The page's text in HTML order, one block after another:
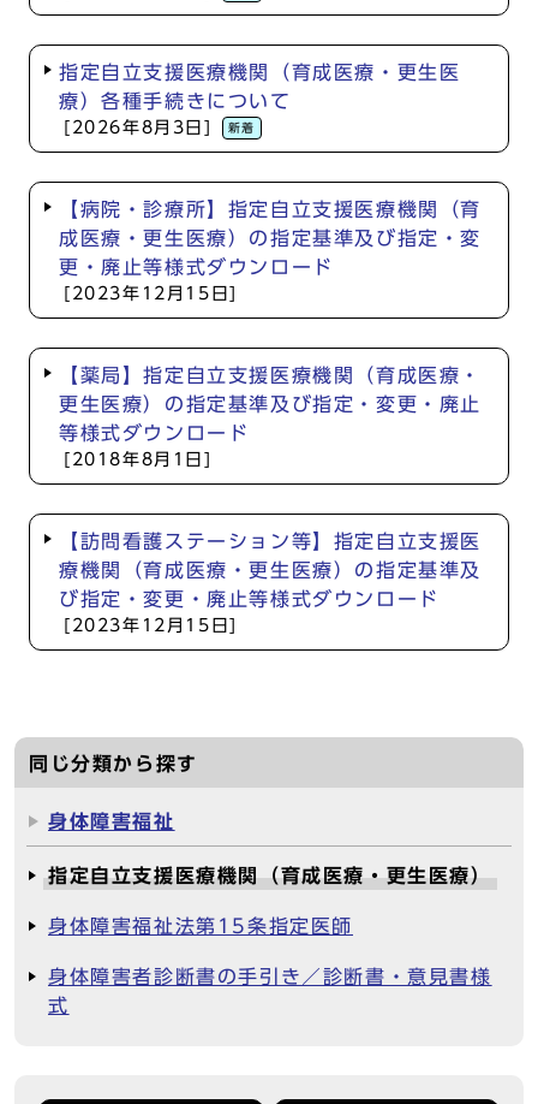
指定自立支援医療機関（育成医療・更生医
療）各種手続きについて
[2026年8月3日] 新着
【病院・診療所】指定自立支援医療機関（育
成医療・更生医療）の指定基準及び指定・変
更・廃止等様式ダウンロード
[2023年12月15日]
【薬局】指定自立支援医療機関（育成医療・
更生医療）の指定基準及び指定・変更・廃止
等様式ダウンロード
[2018年8月1日]
【訪問看護ステーション等】指定自立支援医
療機関（育成医療・更生医療）の指定基準及
び指定・変更・廃止等様式ダウンロード
[2023年12月15日]
同じ分類から探す
身体障害福祉
指定自立支援医療機関（育成医療・更生医療）
身体障害福祉法第15条指定医師
身体障害者診断書の手引き／診断書・意見書様
式